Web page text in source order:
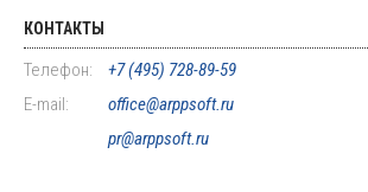
КОНТАКТЫ
Телефон:
+7 (495) 728-89-59
E-mail:
office@arppsoft.ru
pr@arppsoft.ru